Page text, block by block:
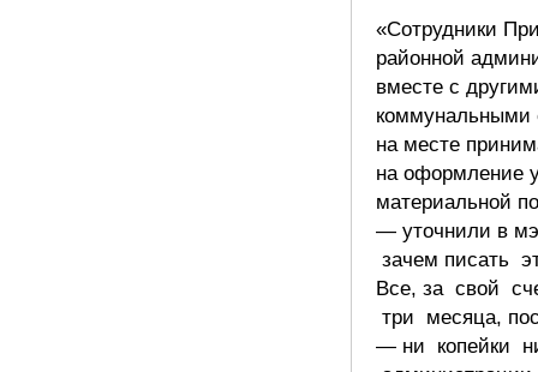
«Сотрудники
районной
вместе с
коммунальными
на месте
на оформление
материальной
— уточнили в
зачем писать
Все, за свой
три месяца,
— ни копейки